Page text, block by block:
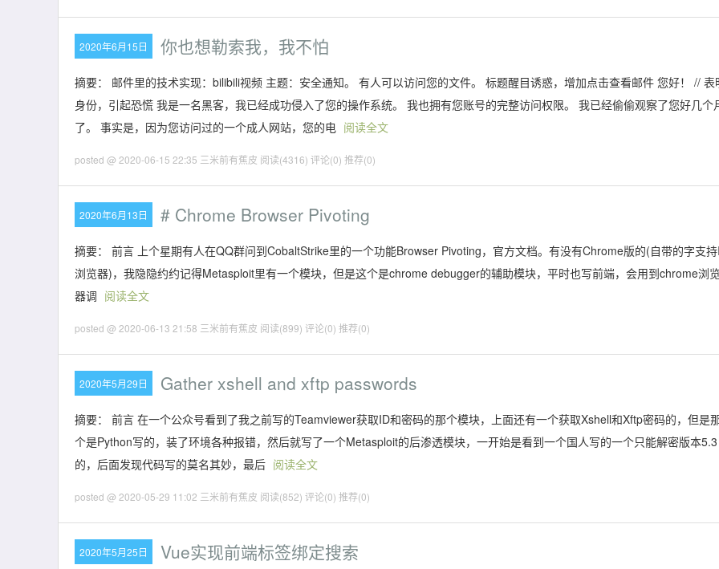
2020年6月15日 你也想勒索我，我不怕
摘要： 邮件里的技术实现：bilibili视频 主题：安全通知。 有人可以访问您的文件。 标题醒目诱惑，增加点击查看邮件 您好！ // 表
身份，引起恐慌 我是一名黑客，我已经成功侵入了您的操作系统。 我也拥有您账号的完整访问权限。 我已经偷偷观察了您好几个
了。 事实是，因为您访问过的一个成人网站，您的电 阅读全文
posted @ 2020-06-15 22:35 三米前有蕉皮 阅读(4316) 评论(0) 推荐(0)
2020年6月13日 # Chrome Browser Pivoting
摘要： 前言 上个星期有人在QQ群问到CobaltStrike里的一个功能Browser Pivoting，官方文档。有没有Chrome版的(自带的字支
浏览器)，我隐隐约约记得Metasploit里有一个模块，但是这个是chrome debugger的辅助模块，平时也写前端，会用到chrome浏览
器调 阅读全文
posted @ 2020-06-13 21:58 三米前有蕉皮 阅读(899) 评论(0) 推荐(0)
2020年5月29日 Gather xshell and xftp passwords
摘要： 前言 在一个公众号看到了我之前写的Teamviewer获取ID和密码的那个模块，上面还有一个获取Xshell和Xftp密码的，但是
个是Python写的，装了环境各种报错，然后就写了一个Metasploit的后渗透模块，一开始是看到一个国人写的一个只能解密版本5.3
的，后面发现代码写的莫名其妙，最后 阅读全文
posted @ 2020-05-29 11:02 三米前有蕉皮 阅读(852) 评论(0) 推荐(0)
2020年5月25日 Vue实现前端标签绑定搜索